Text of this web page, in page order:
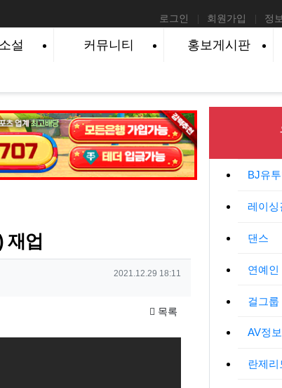
로그인 회원가입 정
설 커뮤니티 홍보게시판
재업
작성일
2021.12.29 18:11
목록
BJ유
레이싱
댄스
연예인
걸그룹
AV정보
란제리